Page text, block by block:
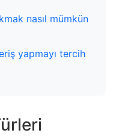
nasıl mümkün
yapmayı tercih